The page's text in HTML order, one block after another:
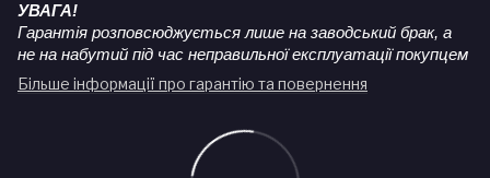
УВАГА!
Гарантія розповсюджується лише на заводський брак, а
не на набутий під час неправильної експлуатації покупцем
Більше інформації про гарантію та повернення